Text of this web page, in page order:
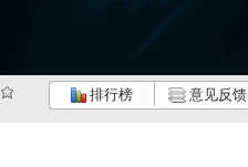
排行榜 意见反馈